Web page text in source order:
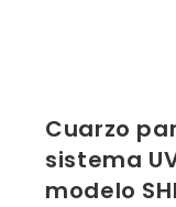
Cuarzo
sistema
modelo